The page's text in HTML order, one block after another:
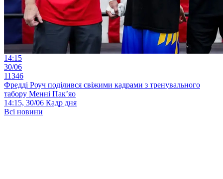
14:15
30/06
11346
Фредді Роуч поділився свіжими кадрами з тренувального
табору Менні Пак’яо
14:15, 30/06 Кадр дня
Всі новини